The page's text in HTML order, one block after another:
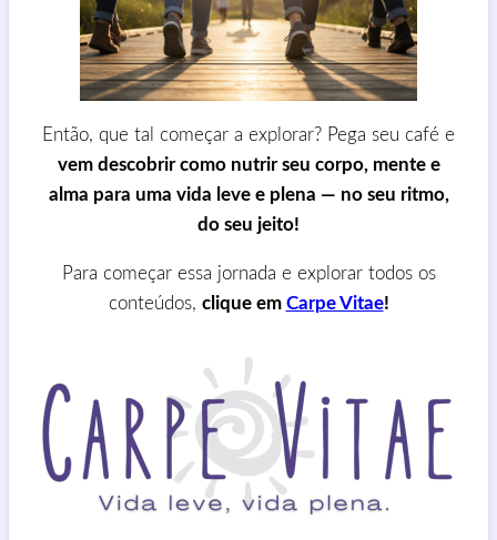
Então, que tal começar a explorar? Pega seu café e
vem descobrir como nutrir seu corpo, mente e
alma para uma vida leve e plena — no seu ritmo,
do seu jeito!
Para começar essa jornada e explorar todos os
conteúdos, clique em Carpe Vitae!